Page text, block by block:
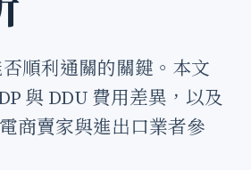
順利通關的關鍵。本文
與 DDU 費用差異，以及
商賣家與進出口業者參